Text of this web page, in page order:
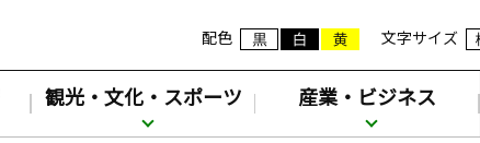
配色 文字サイズ
観光・文化・スポーツ 産業・ビジネス